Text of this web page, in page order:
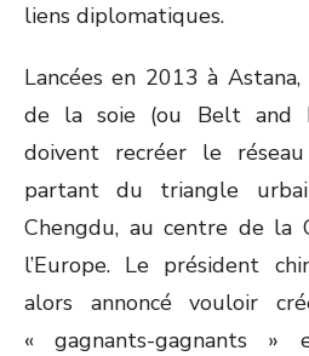
liens diplomatiques.
Lancées en 2013 à
de la soie (ou Belt and
doivent recréer le
partant du triangle
Chengdu, au centre de la
l’Europe. Le président
alors annoncé vouloir
« gagnants-gagnants »